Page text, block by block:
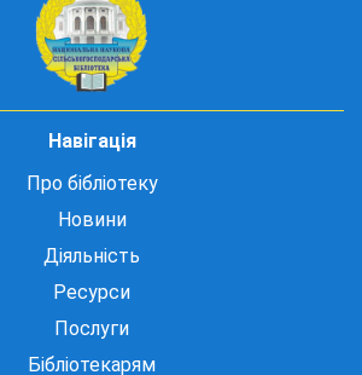
Навігація
Про бібліотеку
Новини
Діяльність
Ресурси
Послуги
Бібліотекарям